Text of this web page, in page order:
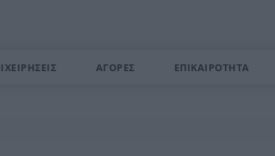
ΑΓΟΡΕΣ ΕΠΙΚΑΙΡΟΤΗΤΑ